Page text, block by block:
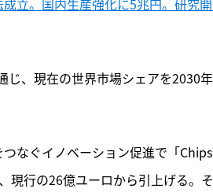
成立。国内生産強化に5兆円。研
じ、現在の世界市場シェアを2030
なぐイノベーション促進で「
現行の26億ユーロから引上げる。